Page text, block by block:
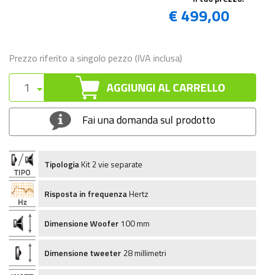
€ 499,00
Prezzo riferito a singolo pezzo (IVA inclusa)
AGGIUNGI AL CARRELLO
Fai una domanda sul prodotto
TipologiaKit 2 vie separate
Risposta in frequenzaHertz
Dimensione Woofer 100 mm
Dimensione tweeter 28 millimetri